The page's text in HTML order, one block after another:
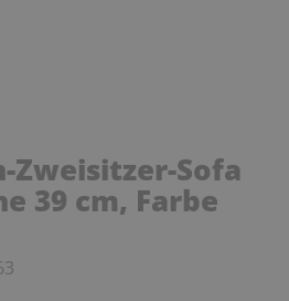
Zweisitzer-Sofa
39 cm, Farbe